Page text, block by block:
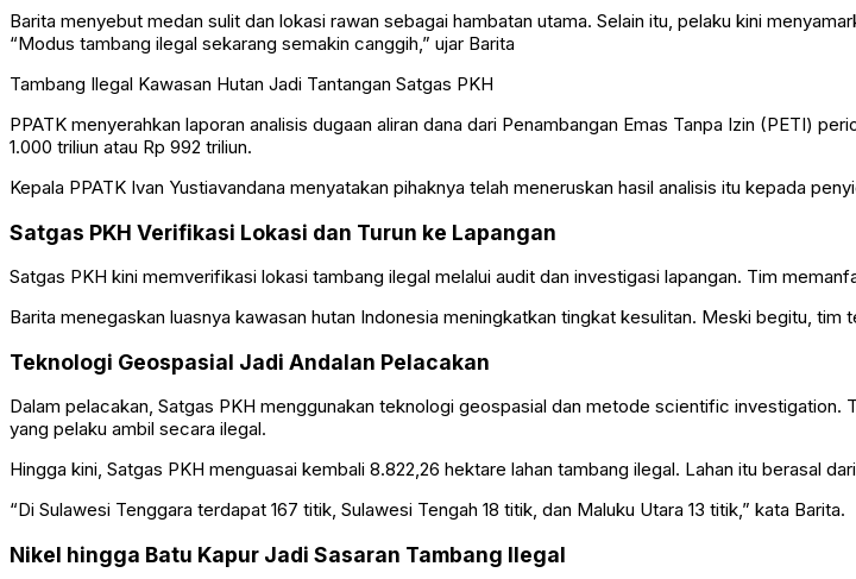
Barita menyebut medan sulit dan lokasi rawan sebagai hambatan utama. Selain itu, pelaku kini
“Modus tambang ilegal sekarang semakin canggih,” ujar Barita
Tambang Ilegal Kawasan Hutan Jadi Tantangan Satgas PKH
PPATK menyerahkan laporan analisis dugaan aliran dana dari Penambangan Emas Tanpa Izin (PETI)
1.000 triliun atau Rp 992 triliun.
Kepala PPATK Ivan Yustiavandana menyatakan pihaknya telah meneruskan hasil analisis itu kepada
Satgas PKH Verifikasi Lokasi dan Turun ke Lapangan
Satgas PKH kini memverifikasi lokasi tambang ilegal melalui audit dan investigasi lapangan. Tim
Barita menegaskan luasnya kawasan hutan Indonesia meningkatkan tingkat kesulitan. Meski begitu,
Teknologi Geospasial Jadi Andalan Pelacakan
Dalam pelacakan, Satgas PKH menggunakan teknologi geospasial dan metode scientific
yang pelaku ambil secara ilegal.
Hingga kini, Satgas PKH menguasai kembali 8.822,26 hektare lahan tambang ilegal. Lahan itu berasal
“Di Sulawesi Tenggara terdapat 167 titik, Sulawesi Tengah 18 titik, dan Maluku Utara 13 titik,” kata Barita.
Nikel hingga Batu Kapur Jadi Sasaran Tambang Ilegal